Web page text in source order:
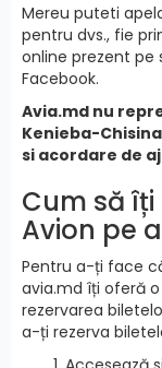
Mereu puteti
pentru dvs., fie
online prezent pe
Facebook.
Avia.md nu
Kenieba-
si acordare de
Cum să îți
Avion pe
Pentru a-ți face
avia.md îți oferă
rezervarea
a-ți rezerva